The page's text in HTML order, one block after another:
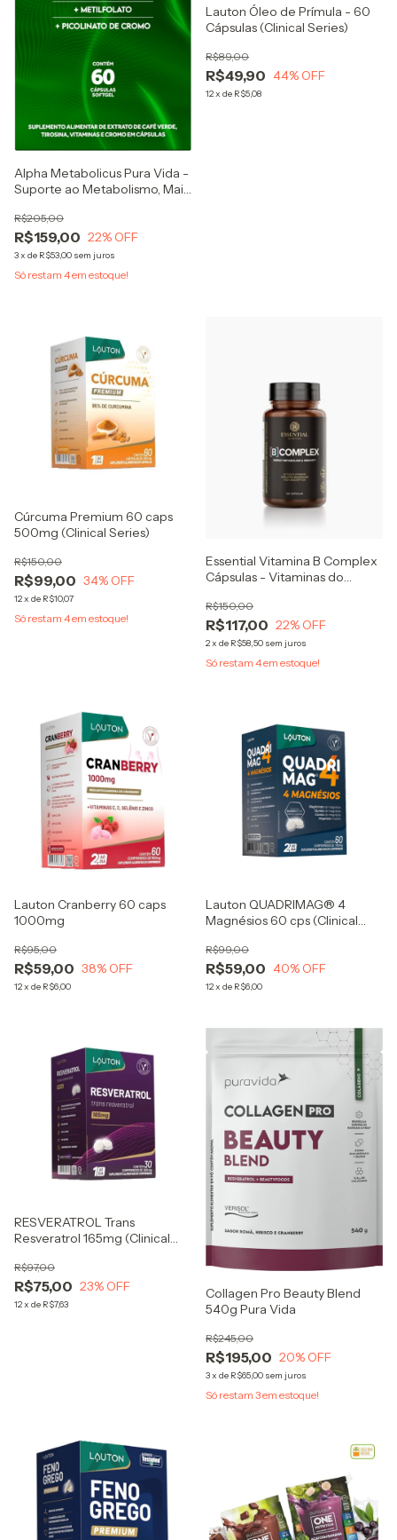
Alpha Metabolicus Pura Vida -
Suporte ao Metabolismo, Mais
R$159,00
R$205,00
22% OFF
3x de R$53,00 sem juros
Só restam 4em estoque!
Lauton Óleo de Prímula - 60
Cápsulas (Clinical Series)
R$49,90
R$89,00
44% OFF
12x de R$5,08
Cúrcuma Premium 60 caps
500mg (Clinical Series)
R$99,00
R$150,00
34% OFF
12x de R$10,07
Só restam 4em estoque!
Essential Vitamina B Complex
Cápsulas - Vitaminas do
R$117,00
R$150,00
22% OFF
2x de R$58,50 sem juros
Só restam 4em estoque!
Lauton Cranberry 60 caps
1000mg
R$59,00
R$95,00
38% OFF
12x de R$6,00
Lauton QUADRIMAG® 4
Magnésios 60 cps (Clinical
R$59,00
R$99,00
40% OFF
12x de R$6,00
RESVERATROL Trans
Resveratrol 165mg (Clinical
R$75,00
R$97,00
23% OFF
12x de R$7,63
Collagen Pro Beauty Blend
540g Pura Vida
R$195,00
R$245,00
20% OFF
3x de R$65,00 sem juros
Só restam 3em estoque!